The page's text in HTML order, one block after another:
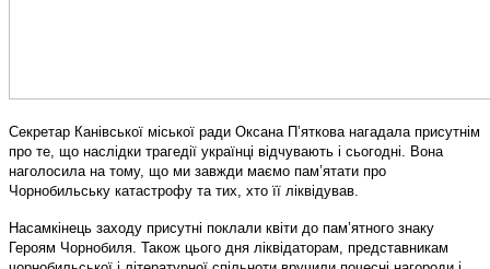
Секретар Канівської міської ради Оксана П’яткова нагадала присутнім
про те, що наслідки трагедії українці відчувають і сьогодні. Вона
наголосила на тому, що ми завжди маємо пам’ятати про
Чорнобильську катастрофу та тих, хто її ліквідував.
Насамкінець заходу присутні поклали квіти до пам’ятного знаку
Героям Чорнобиля. Також цього дня ліквідаторам, представникам